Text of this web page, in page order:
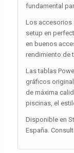
fundamental
Los accesorios
setup en
en buenos
rendimiento de
Las tablas
gráficos
de máxima
piscinas, el
Disponible en
España.